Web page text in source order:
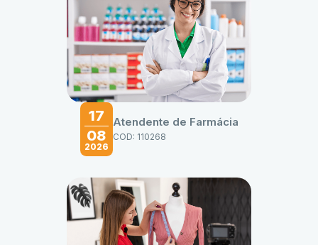
17
08
2026
Atendente de Farmácia
COD: 110268